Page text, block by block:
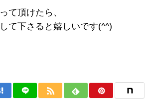
て頂けたら、
て下さると嬉しいです(^^)